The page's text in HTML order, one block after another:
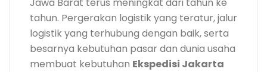
tahun. Pergerakan logistik yang teratur, jalur
logistik yang terhubung dengan baik, serta
besarnya kebutuhan pasar dan dunia usaha
membuat kebutuhan Ekspedisi Jakarta